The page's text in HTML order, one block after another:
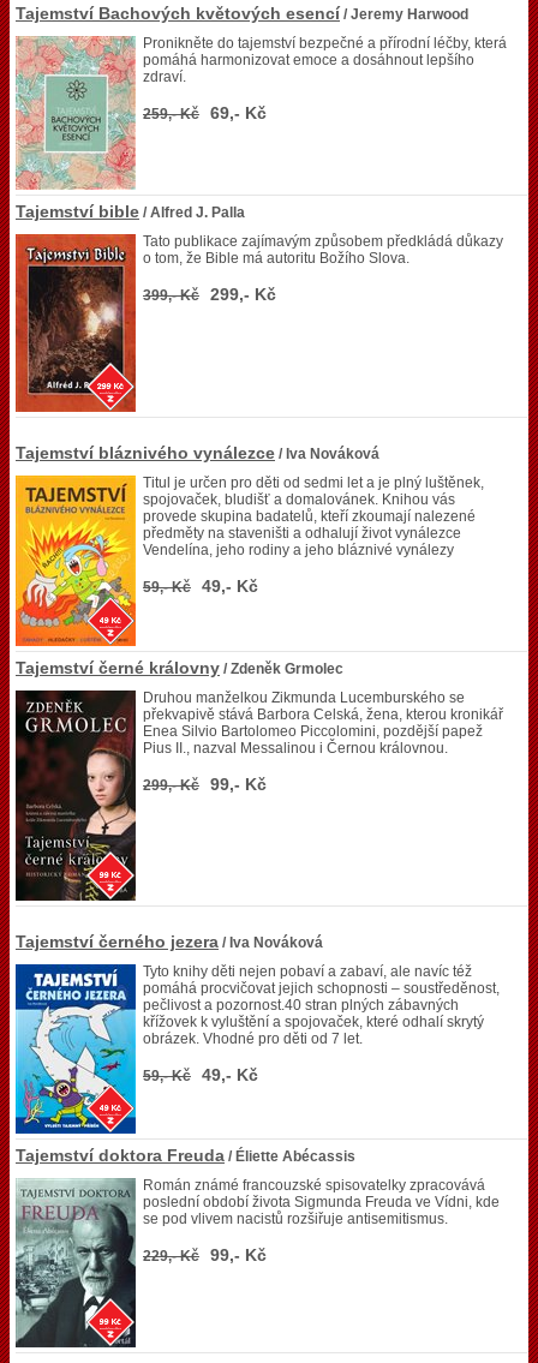
Tajemství Bachových květových esencí / Jeremy Harwood
Pronikněte do tajemství bezpečné a přírodní léčby, která
pomáhá harmonizovat emoce a dosáhnout lepšího
zdraví.
259,- Kč 69,- Kč
Tajemství bible / Alfred J. Palla
Tato publikace zajímavým způsobem předkládá důkazy
o tom, že Bible má autoritu Božího Slova.
399,- Kč 299,- Kč
Tajemství bláznivého vynálezce / Iva Nováková
Titul je určen pro děti od sedmi let a je plný luštěnek,
spojovaček, bludišť a domalovánek. Knihou vás
provede skupina badatelů, kteří zkoumají nalezené
předměty na staveništi a odhalují život vynálezce
Vendelína, jeho rodiny a jeho bláznivé vynálezy
59,- Kč 49,- Kč
Tajemství černé královny / Zdeněk Grmolec
Druhou manželkou Zikmunda Lucemburského se
překvapivě stává Barbora Celská, žena, kterou kronikář
Enea Silvio Bartolomeo Piccolomini, pozdější papež
Pius II., nazval Messalinou i Černou královnou.
299,- Kč 99,- Kč
Tajemství černého jezera / Iva Nováková
Tyto knihy děti nejen pobaví a zabaví, ale navíc též
pomáhá procvičovat jejich schopnosti – soustředěnost,
pečlivost a pozornost.40 stran plných zábavných
křížovek k vyluštění a spojovaček, které odhalí skrytý
obrázek. Vhodné pro děti od 7 let.
59,- Kč 49,- Kč
Tajemství doktora Freuda / Éliette Abécassis
Román známé francouzské spisovatelky zpracovává
poslední období života Sigmunda Freuda ve Vídni, kde
se pod vlivem nacistů rozšiřuje antisemitismus.
229,- Kč 99,- Kč